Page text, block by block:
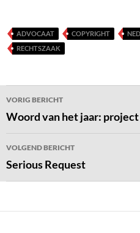
ADVOCAAT COPYRIGHT
RECHTSZAAK
Bericht
navigatie
VORIG BERICHT
Woord van het jaar:
VOLGEND BERICHT
Serious Request